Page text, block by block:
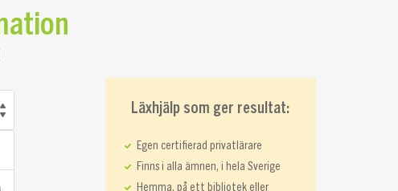
Läxhjälp som ger resultat:
Egen certifierad privatlärare
Finns i alla ämnen, i hela Sverige
Hemma, på ett bibliotek eller